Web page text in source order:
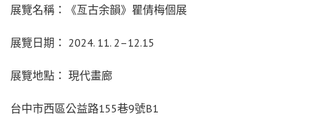
展覽名稱：《亙古余韻》瞿倩梅個展
展覽日期： 2024. 11. 2–12.15
展覽地點： 現代畫廊
台中市西區公益路155巷9號B1